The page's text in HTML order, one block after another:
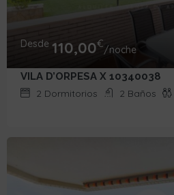
Desde 110,00€/noche
VILA D’ORPESA X 10340038
2 Dormitorios 2 Baños